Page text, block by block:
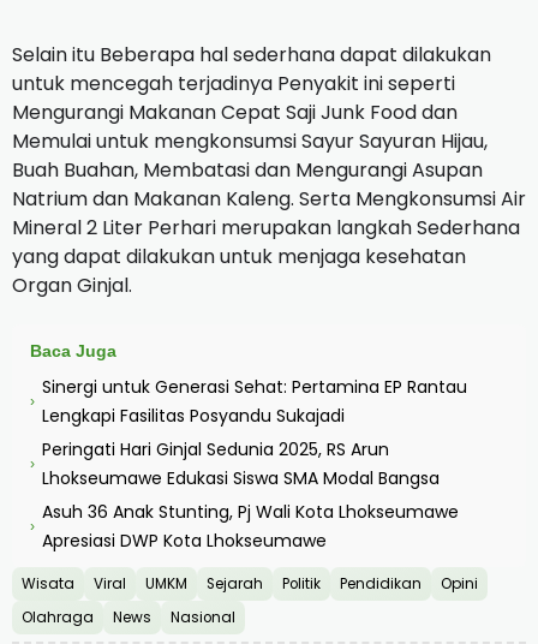
Selain itu Beberapa hal sederhana dapat dilakukan
untuk mencegah terjadinya Penyakit ini seperti
Mengurangi Makanan Cepat Saji Junk Food dan
Memulai untuk mengkonsumsi Sayur Sayuran Hijau,
Buah Buahan, Membatasi dan Mengurangi Asupan
Natrium dan Makanan Kaleng. Serta Mengkonsumsi Air
Mineral 2 Liter Perhari merupakan langkah Sederhana
yang dapat dilakukan untuk menjaga kesehatan
Organ Ginjal.
Baca Juga
›
Sinergi untuk Generasi Sehat: Pertamina EP Rantau
Lengkapi Fasilitas Posyandu Sukajadi
›
Peringati Hari Ginjal Sedunia 2025, RS Arun
Lhokseumawe Edukasi Siswa SMA Modal Bangsa
›
Asuh 36 Anak Stunting, Pj Wali Kota Lhokseumawe
Apresiasi DWP Kota Lhokseumawe
Wisata Viral UMKM Sejarah Politik Pendidikan
Opini
Olahraga
News Nasional